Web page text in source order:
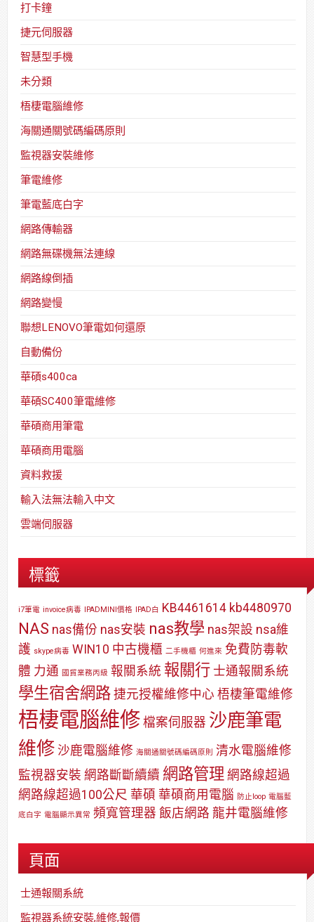
打卡鐘
捷元伺服器
智慧型手機
未分類
梧棲電腦維修
海關通關號碼編碼原則
監視器安裝維修
筆電維修
筆電藍底白字
網路傳輸器
網路無碟機無法連線
網路線倒插
網路變慢
聯想LENOVO筆電如何還原
自動備份
華碩s400ca
華碩SC400筆電維修
華碩商用筆電
華碩商用電腦
資料救援
輸入法無法輸入中文
雲端伺服器
標籤
i7筆電 invoice病毒 IPADMINI價格 IPAD白 KB4461614 kb4480970
NAS nas備份 nas安裝 nas教學 nas架設 nsa維
護 skype病毒 WIN10 中古機櫃 二手機櫃 何進來 免費防毒軟
體 力通 國貿業務丙級 報關系統 報關行 士通報關系統
學生宿舍網路 捷元授權維修中心 梧棲筆電維修
梧棲電腦維修 檔案伺服器 沙鹿筆電
維修 沙鹿電腦維修 海關通關號碼編碼原則 清水電腦維修
監視器安裝 網路斷斷續續 網路管理 網路線超過
網路線超過100公尺 華碩 華碩商用電腦 防止loop 電腦藍
底白字 電腦顯示異常 頻寬管理器 飯店網路 龍井電腦維修
頁面
士通報關系統
監視器系統安裝,維修,報價